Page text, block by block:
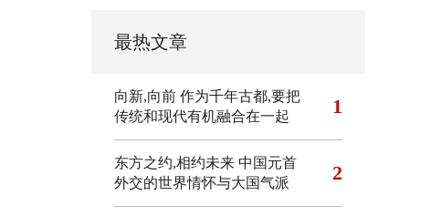
最热文章
向新,向前 作为千年古都,要把
传统和现代有机融合在一起
1
东方之约,相约未来 中国元首
外交的世界情怀与大国气派
2